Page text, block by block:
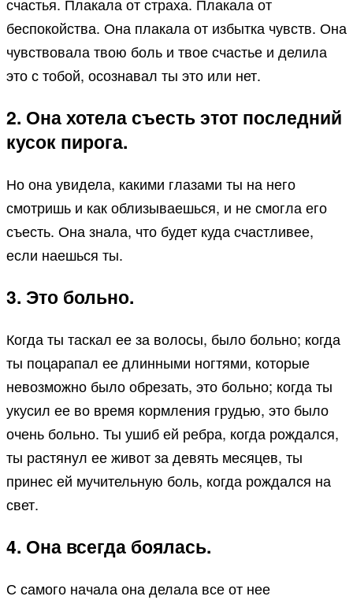
счастья. Плакала от страха. Плакала от
беспокойства. Она плакала от избытка чувств. Она
чувствовала твою боль и твое счастье и делила
это с тобой, осознавал ты это или нет.
2. Она хотела съесть этот последний
кусок пирога.
Но она увидела, какими глазами ты на него
смотришь и как облизываешься, и не смогла его
съесть. Она знала, что будет куда счастливее,
если наешься ты.
3. Это больно.
Когда ты таскал ее за волосы, было больно; когда
ты поцарапал ее длинными ногтями, которые
невозможно было обрезать, это больно; когда ты
укусил ее во время кормления грудью, это было
очень больно. Ты ушиб ей ребра, когда рождался,
ты растянул ее живот за девять месяцев, ты
принес ей мучительную боль, когда рождался на
свет.
4. Она всегда боялась.
С самого начала она делала все от нее